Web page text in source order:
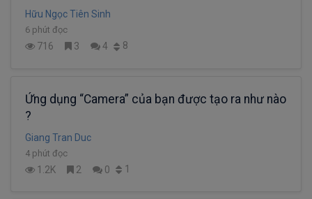
Hữu Ngọc Tiên Sinh
6 phút đọc
716 3 4 8
Ứng dụng “Camera” của bạn được tạo ra như nào
?
Giang Tran Duc
4 phút đọc
1.2K 2 0 1